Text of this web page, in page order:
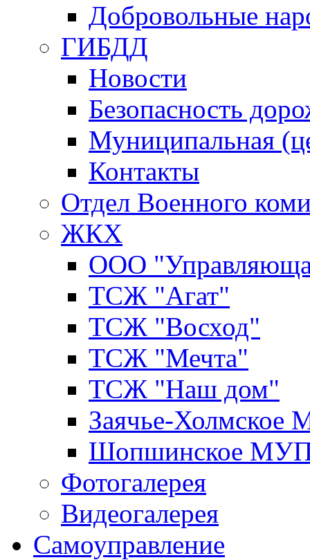
Добровольные
ГИБДД
Новости
Безопасность
Муниципальная
Контакты
Отдел Военного
ЖКХ
ООО
ТСЖ "Агат"
ТСЖ "Восход"
ТСЖ "Мечта"
ТСЖ "Наш дом"
Заячье-
Шопшинское
Фотогалерея
Видеогалерея
Самоуправление